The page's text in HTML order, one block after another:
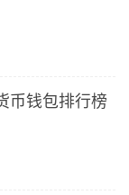
币钱包排行榜